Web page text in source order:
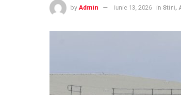
by Admin iunie 13, 2026 in Stiri,